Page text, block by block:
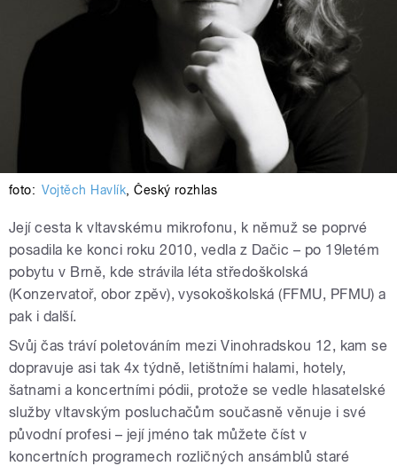
foto: Vojtěch Havlík,Český rozhlas
Její cesta k vltavskému mikrofonu, k němuž se poprvé
posadila ke konci roku 2010, vedla z Dačic – po 19letém
pobytu v Brně, kde strávila léta středoškolská
(Konzervatoř, obor zpěv), vysokoškolská (FFMU, PFMU) a
pak i další.
Svůj čas tráví poletováním mezi Vinohradskou 12, kam se
dopravuje asi tak 4x týdně, letištními halami, hotely,
šatnami a koncertními pódii, protože se vedle hlasatelské
služby vltavským posluchačům současně věnuje i své
původní profesi – její jméno tak můžete číst v
koncertních programech rozličných ansámblů staré